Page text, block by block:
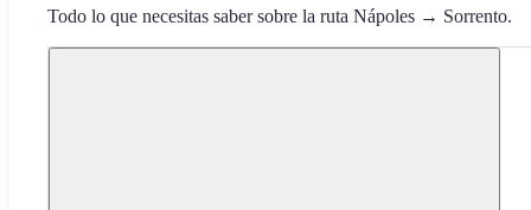
Todo lo que necesitas saber sobre la ruta Nápoles → Sorrento.